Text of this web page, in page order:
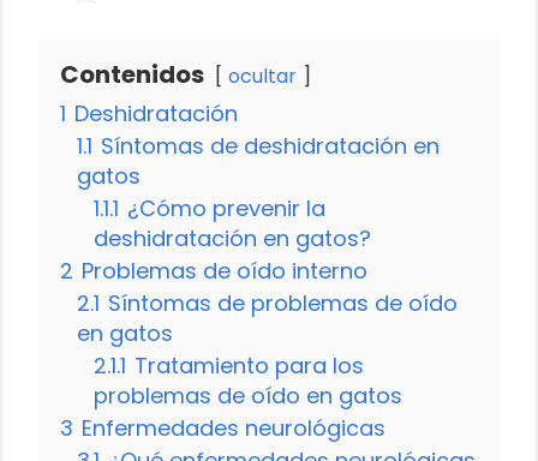
Contenidos ocultar
1 Deshidratación
1.1 Síntomas de deshidratación en
gatos
1.1.1 ¿Cómo prevenir la
deshidratación en gatos?
2 Problemas de oído interno
2.1 Síntomas de problemas de oído
en gatos
2.1.1 Tratamiento para los
problemas de oído en gatos
3 Enfermedades neurológicas